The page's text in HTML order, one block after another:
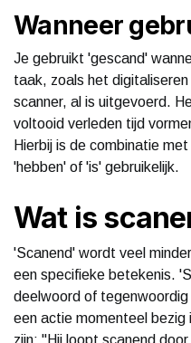
Wanneer
Je gebruikt 'gescand'
taak, zoals het
scanner, al is uitgevoerd.
voltooid verleden tijd
Hierbij is de combinatie
'hebben' of 'is' gebruikelijk.
Wat is
'Scanend' wordt veel
een specifieke betekenis.
deelwoord of
een actie momenteel bezig
zijn: "Hij loopt scanend